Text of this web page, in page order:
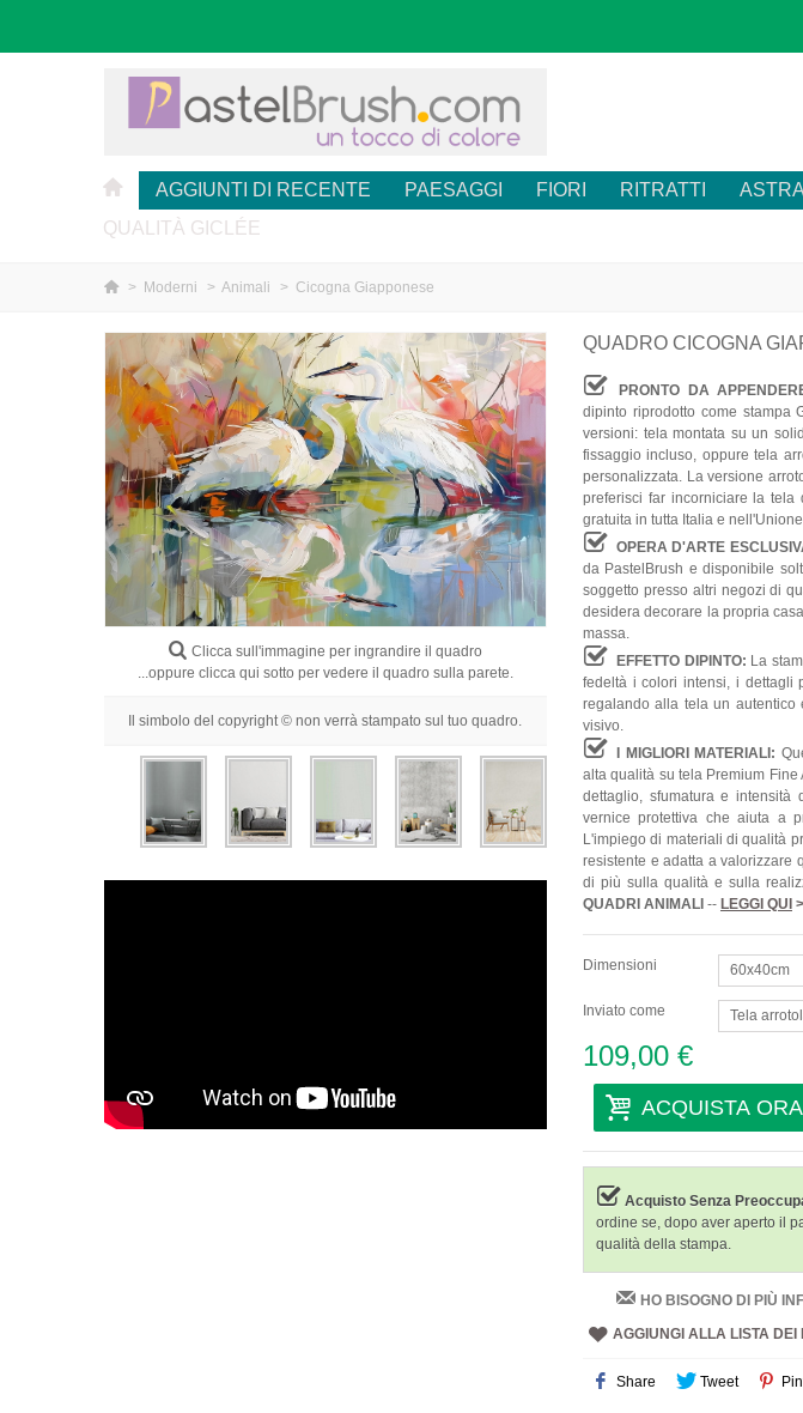
AGGIUNTI DI RECENTE PAESAGGI FIORI RITRATTI
QUALITÀ GICLÉE
> Moderni > Animali > Cicogna Giapponese
Clicca sull'immagine per ingrandire il quadro
...oppure clicca qui sotto per vedere il quadro sulla parete.
Il simbolo del copyright © non verrà stampato sul tuo quadro.
QUADRO CICOGNA
PRONTO DA
dipinto riprodotto come stampa
versioni: tela montata su un
fissaggio incluso, oppure tela
personalizzata. La versione
preferisci far incorniciare la tela
gratuita in tutta Italia e nell'Unione
OPERA D'ARTE
da PastelBrush e disponibile
soggetto presso altri negozi di
desidera decorare la propria
massa.
EFFETTO DIPINTO: La
fedeltà i colori intensi, i dettagli
regalando alla tela un autentico
visivo.
I MIGLIORI MATERIALI:
alta qualità su tela Premium Fine
dettaglio, sfumatura e
vernice protettiva che aiuta a
L'impiego di materiali di qualità
resistente e adatta a valorizzare
di più sulla qualità e sulla
QUADRI ANIMALI-- LEGGI QUI
Dimensioni 60x40cm
Inviato come Tela
109,00 €
ACQUISTA ORA
Acquisto Senza
ordine se, dopo aver aperto il
qualità della stampa.
HO BISOGNO DI PIÙ
AGGIUNGI ALLA LISTA DEI
Share Tweet